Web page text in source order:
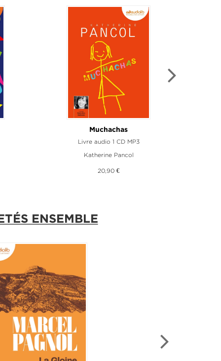
Muchachas
Livre audio 1 CD MP3
Katherine Pancol
20,90 €
ENSEMBLE